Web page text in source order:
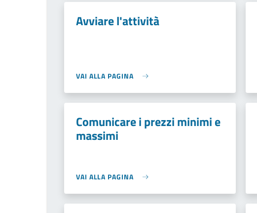
Avviare l'attività
VAI ALLA PAGINA
Comunicare i prezzi minimi e
massimi
VAI ALLA PAGINA